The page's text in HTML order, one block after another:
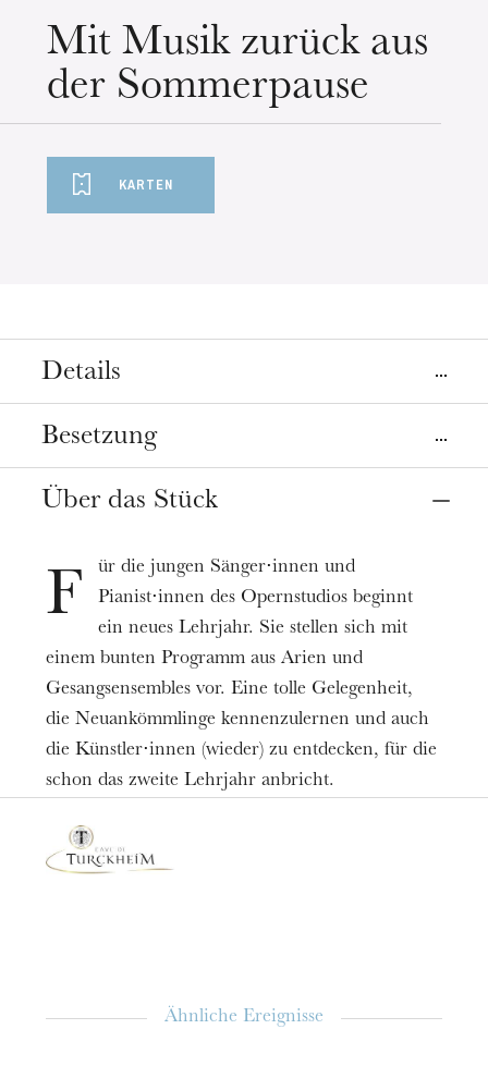
Mittwoch 19 Aug. 2026
Mit Musik zurück aus
der Sommerpause
KARTEN
Details
Orte
Colmar
Comédie de Colmar
Straßburg
Opéra, salle Bastide
10 11Sept. 2021
6-12€
Spieldauer
1h00
Besetzung
Opéra Studio de l’Opéra national du Rhin
Über das Stück
F
ür die jungen Sänger⋅innen und
Pianist⋅innen des Opernstudios beginnt
ein neues Lehrjahr. Sie stellen sich mit
einem bunten Programm aus Arien und
Gesangsensembles vor. Eine tolle Gelegenheit,
die Neuankömmlinge kennenzulernen und auch
die Künstler⋅innen (wieder) zu entdecken, für die
schon das zweite Lehrjahr anbricht.
Ähnliche Ereignisse